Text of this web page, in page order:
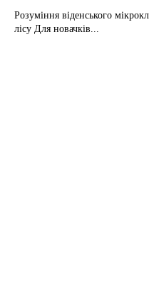
Розуміння віденського
лісу Для новачків...